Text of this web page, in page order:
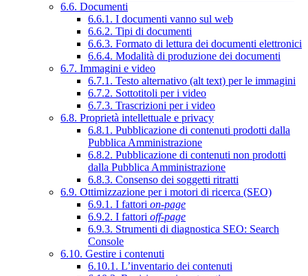
6.6. Documenti
6.6.1. I documenti vanno sul web
6.6.2. Tipi di documenti
6.6.3. Formato di lettura dei documenti elettronici
6.6.4. Modalità di produzione dei documenti
6.7. Immagini e video
6.7.1. Testo alternativo (alt text) per le immagini
6.7.2. Sottotitoli per i video
6.7.3. Trascrizioni per i video
6.8. Proprietà intellettuale e privacy
6.8.1. Pubblicazione di contenuti prodotti dalla
Pubblica Amministrazione
6.8.2. Pubblicazione di contenuti non prodotti
dalla Pubblica Amministrazione
6.8.3. Consenso dei soggetti ritratti
6.9. Ottimizzazione per i motori di ricerca (SEO)
6.9.1. I fattori on-page
6.9.2. I fattori off-page
6.9.3. Strumenti di diagnostica SEO: Search
Console
6.10. Gestire i contenuti
6.10.1. L’inventario dei contenuti